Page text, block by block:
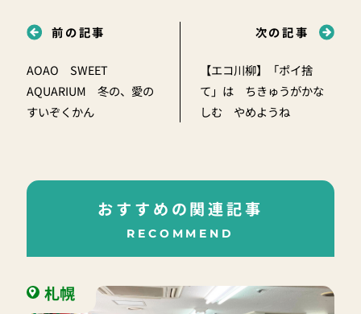
前の記事
AOAO SWEET
AQUARIUM 冬の、愛の
すいぞくかん
次の記事
【エコ川柳】「ポイ捨
て」は ちきゅうがかな
しむ やめようね
おすすめの関連記事
RECOMMEND
札幌